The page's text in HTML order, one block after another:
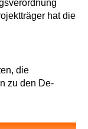
hat die
die
zu den De-